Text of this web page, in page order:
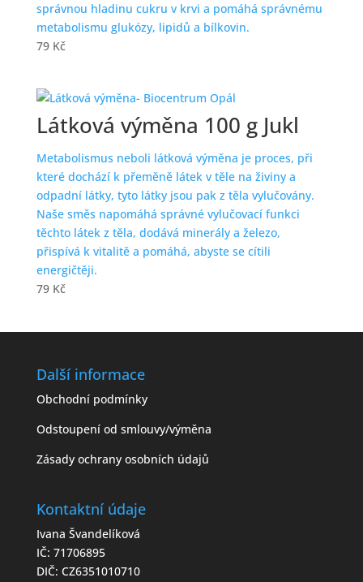
správnou hladinu cukru v krvi a pomáhá správnému
metabolismu glukózy, lipidů a bílkovin.
79 Kč
Látková výměna 100 g Jukl
Metabolismus neboli látková výměna je proces, při
které dochází k přeměně látek v těle na živiny a
odpadní látky, tyto látky jsou pak z těla vylučovány.
Naše směs napomáhá správné vylučovací funkci
těchto látek z těla, dodává minerály a železo,
přispívá k vitalitě a pomáhá, abyste se cítili
energičtěji.
79 Kč
Další informace
Obchodní podmínky
Odstoupení od smlouvy/výměna
Zásady ochrany osobních údajů
Kontaktní údaje
Ivana Švandelíková
IČ: 71706895
DIČ: CZ6351010710